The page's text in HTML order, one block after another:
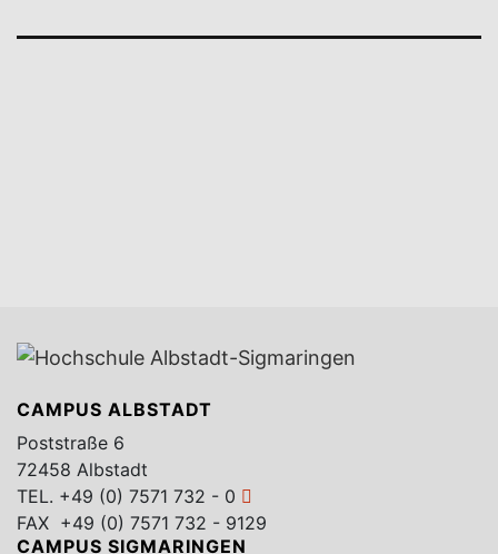
CAMPUS ALBSTADT
Poststraße 6
72458 Albstadt
TEL. +49 (0) 7571 732 - 0
FAX +49 (0) 7571 732 - 9129
CAMPUS SIGMARINGEN